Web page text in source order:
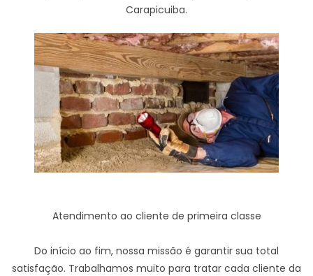
Carapicuiba.
Atendimento ao cliente de primeira classe
Do início ao fim, nossa missão é garantir sua total
satisfação. Trabalhamos muito para tratar cada cliente da